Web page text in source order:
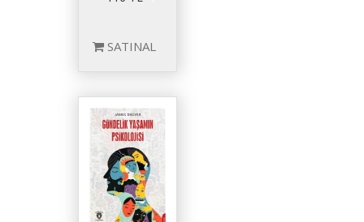
SATINAL